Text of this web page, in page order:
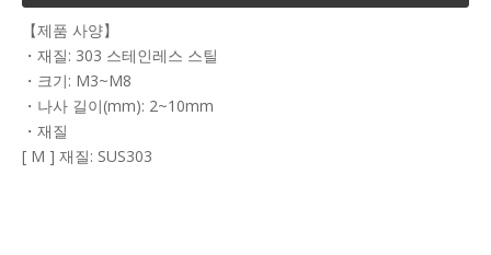
【제품 사양】
・재질: 303 스테인레스 스틸
・크기: M3~M8
・나사 길이(mm): 2~10mm
・재질
[ M ] 재질: SUS303